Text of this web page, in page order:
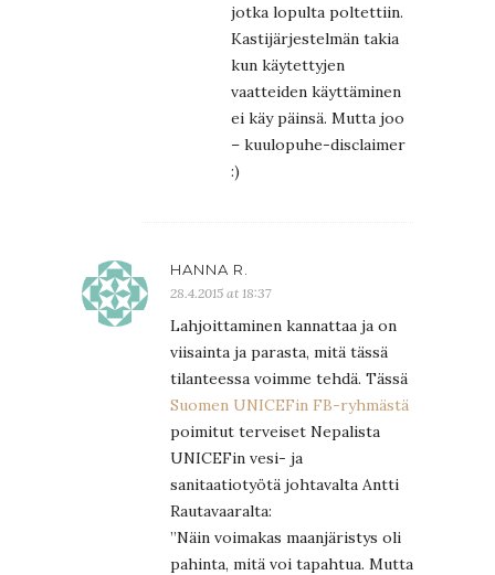
jotka lopulta poltettiin.
Kastijärjestelmän takia
kun käytettyjen
vaatteiden käyttäminen
ei käy päinsä. Mutta joo
– kuulopuhe-disclaimer
:)
HANNA R.
28.4.2015 at 18:37
Lahjoittaminen kannattaa ja on
viisainta ja parasta, mitä tässä
tilanteessa voimme tehdä. Tässä
Suomen UNICEFin FB-ryhmästä
poimitut terveiset Nepalista
UNICEFin vesi- ja
sanitaatiotyötä johtavalta Antti
Rautavaaralta:
”Näin voimakas maanjäristys oli
pahinta, mitä voi tapahtua. Mutta